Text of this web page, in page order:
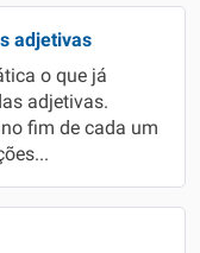
adjetivas
o que já
adjetivas.
fim de cada um